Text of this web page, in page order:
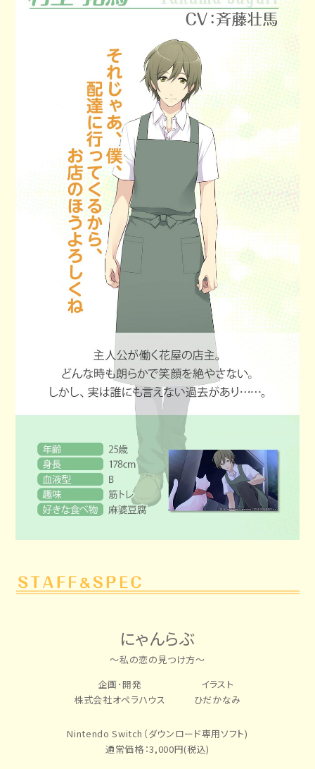
にゃんらぶ
～私の恋の見つけ方～
企画･開発
株式会社オペラハウス
イラスト
ひだかなみ
Nintendo Switch（ダウンロード専用ソフト)
通常価格：3,000円(税込)